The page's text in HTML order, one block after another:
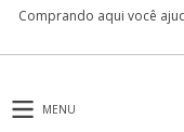
Comprando aqui você
MENU